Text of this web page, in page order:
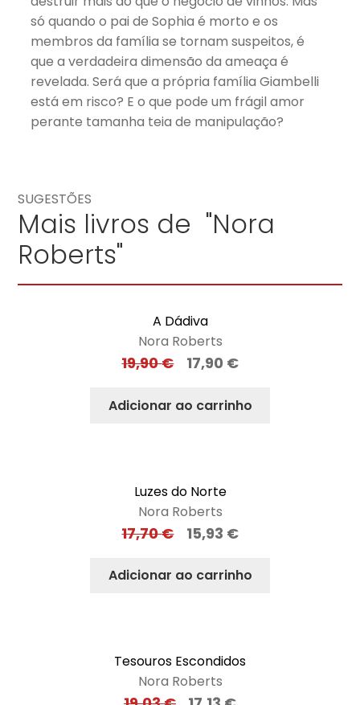
só quando o pai de Sophia é morto e os
membros da família se tornam suspeitos, é
que a verdadeira dimensão da ameaça é
revelada. Será que a própria família Giambelli
está em risco? E o que pode um frágil amor
perante tamanha teia de manipulação?
SUGESTÕES
Mais livros de "Nora
Roberts"
A Dádiva
Nora Roberts
19,90€ 17,90 €
Adicionar ao carrinho
Luzes do Norte
Nora Roberts
17,70€ 15,93 €
Adicionar ao carrinho
Tesouros Escondidos
Nora Roberts